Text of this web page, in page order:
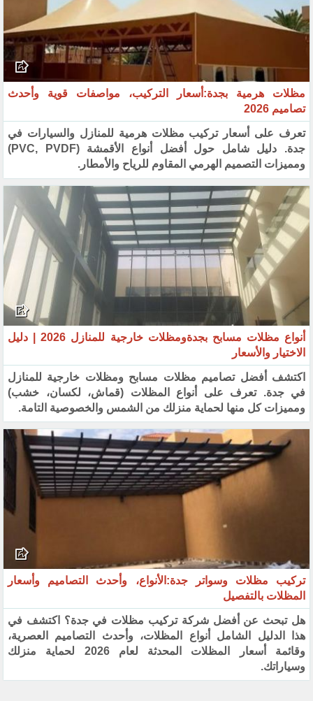
مظلات هرمية بجدة:أسعار التركيب، مواصفات قوية وأحدث
تصاميم 2026
تعرف على أسعار تركيب مظلات هرمية للمنازل والسيارات في
جدة. دليل شامل حول أفضل أنواع الأقمشة (PVC, PVDF)
ومميزات التصميم الهرمي المقاوم للرياح والأمطار.
أنواع مظلات مسابح بجدةومظلات خارجية للمنازل 2026 | دليل
الاختيار والأسعار
اكتشف أفضل تصاميم مظلات مسابح ومظلات خارجية للمنازل
في جدة. تعرف على أنواع المظلات (قماش، لكسان، خشب)
ومميزات كل منها لحماية منزلك من الشمس والخصوصية التامة.
تركيب مظلات وسواتر جدة:الأنواع، وأحدث التصاميم وأسعار
المظلات بالتفصيل
هل تبحث عن أفضل شركة تركيب مظلات في جدة؟ اكتشف في
هذا الدليل الشامل أنواع المظلات، وأحدث التصاميم العصرية،
وقائمة أسعار المظلات المحدثة لعام 2026 لحماية منزلك
وسياراتك.